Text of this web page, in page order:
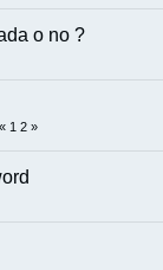
o no ?
« 1 2 »